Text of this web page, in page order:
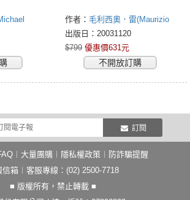
作者： 毛利西奧．雷(Maurizio
Re)喬治歐．阿格尼斯(Giorgio
Agnese)
出版日：20031120
$799 優惠價631元
不開放訂購
訂閱
大量團購 隱私權政策
防詐騙提醒
信箱 ︱客服專線：(02) 2500-7718
■ 版權所有，禁止轉載 ■